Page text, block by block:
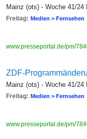
Mainz (ots) - Woche 41/
Freitag: Medien > Fernsehen
www.presseportal.de/pm/
ZDF-
Mainz (ots) - Woche 41/
Freitag: Medien > Fernsehen
www.presseportal.de/pm/